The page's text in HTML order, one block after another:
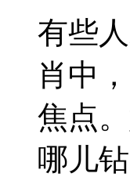
有些
肖中
焦点
哪儿